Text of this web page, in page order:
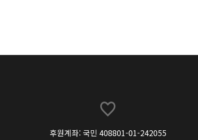
후원계좌: 국민 408801-01-242055